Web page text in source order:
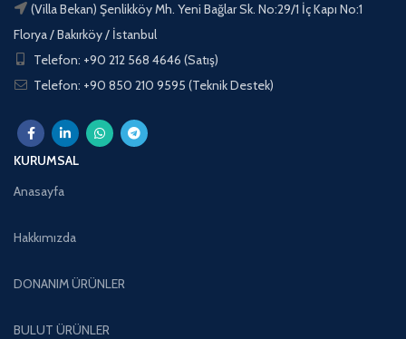
(Villa Bekan) Şenlikköy Mh. Yeni Bağlar Sk. No:29/1 İç Kapı No:1
Florya / Bakırköy / İstanbul
Telefon: +90 212 568 4646 (Satış)
Telefon: +90 850 210 9595 (Teknik Destek)
KURUMSAL
Anasayfa
Hakkımızda
DONANIM ÜRÜNLER
BULUT ÜRÜNLER